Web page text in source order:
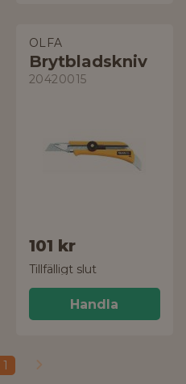
OLFA
Brytbladskniv
20420015
101 kr
Tillfälligt slut
Handla
1